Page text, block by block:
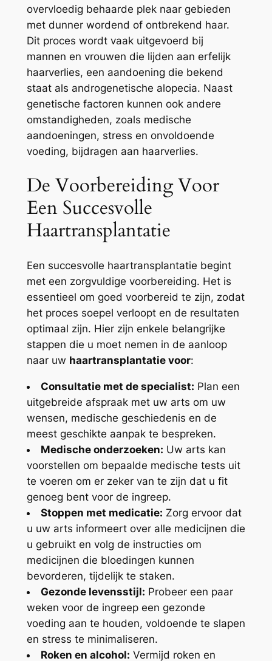
overvloedig behaarde plek naar gebieden
met dunner wordend of ontbrekend haar.
Dit proces wordt vaak uitgevoerd bij
mannen en vrouwen die lijden aan erfelijk
haarverlies, een aandoening die bekend
staat als androgenetische alopecia. Naast
genetische factoren kunnen ook andere
omstandigheden, zoals medische
aandoeningen, stress en onvoldoende
voeding, bijdragen aan haarverlies.
De Voorbereiding Voor
Een Succesvolle
Haartransplantatie
Een succesvolle haartransplantatie begint
met een zorgvuldige voorbereiding. Het is
essentieel om goed voorbereid te zijn, zodat
het proces soepel verloopt en de resultaten
optimaal zijn. Hier zijn enkele belangrijke
stappen die u moet nemen in de aanloop
naar uw haartransplantatie voor:
Consultatie met de specialist: Plan een
uitgebreide afspraak met uw arts om uw
wensen, medische geschiedenis en de
meest geschikte aanpak te bespreken.
Medische onderzoeken: Uw arts kan
voorstellen om bepaalde medische tests uit
te voeren om er zeker van te zijn dat u fit
genoeg bent voor de ingreep.
Stoppen met medicatie: Zorg ervoor dat
u uw arts informeert over alle medicijnen die
u gebruikt en volg de instructies om
medicijnen die bloedingen kunnen
bevorderen, tijdelijk te staken.
Gezonde levensstijl: Probeer een paar
weken voor de ingreep een gezonde
voeding aan te houden, voldoende te slapen
en stress te minimaliseren.
Roken en alcohol: Vermijd roken en